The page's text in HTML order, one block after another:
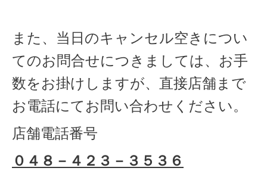
また、当日のキャンセル空きについ
てのお問合せにつきましては、お手
数をお掛けしますが、直接店舗まで
お電話にてお問い合わせください。
店舗電話番号
０４８－４２３－３５３６